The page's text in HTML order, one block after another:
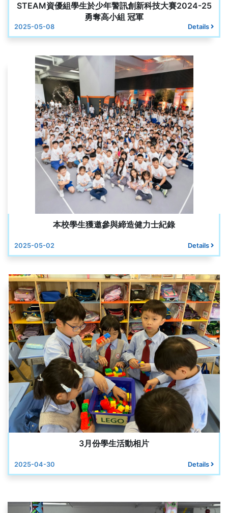
STEAM資優組學生於少年警訊創新科技大賽2024-25
勇奪高小組 冠軍
2025-05-08 Details
本校學生獲邀參與締造健力士紀錄
2025-05-02 Details
3月份學生活動相片
2025-04-30 Details